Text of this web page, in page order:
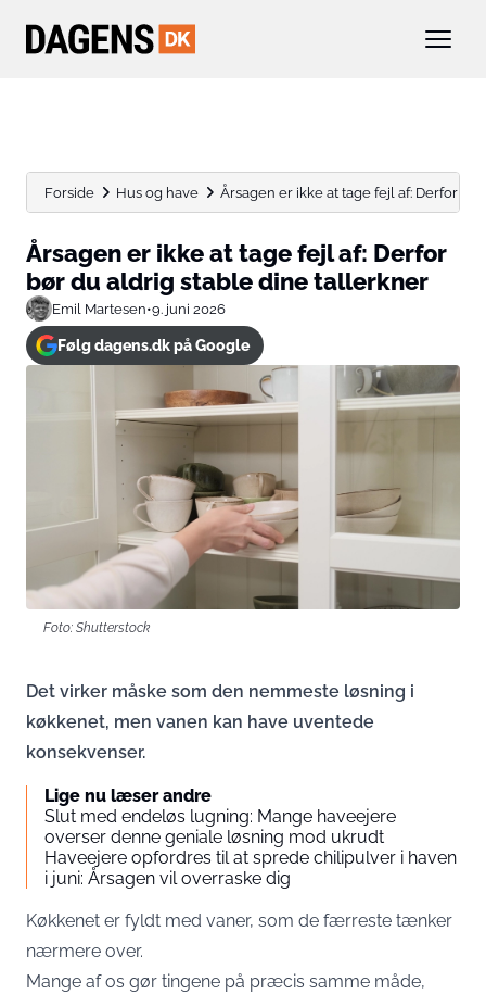
Forside Hus og have Årsagen er ikke at tage fejl af: Derfor bør
Årsagen er ikke at tage fejl af: Derfor
bør du aldrig stable dine tallerkner
Emil Martesen•9. juni 2026
Følg dagens.dk på Google
Foto: Shutterstock
Det virker måske som den nemmeste løsning i
køkkenet, men vanen kan have uventede
konsekvenser.
Lige nu læser andre
Slut med endeløs lugning: Mange haveejere
overser denne geniale løsning mod ukrudt
Haveejere opfordres til at sprede chilipulver i haven
i juni: Årsagen vil overraske dig
Køkkenet er fyldt med vaner, som de færreste tænker
nærmere over.
Mange af os gør tingene på præcis samme måde,